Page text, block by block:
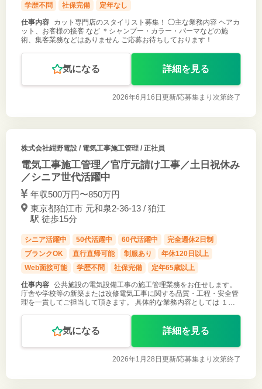
学歴不問
社保完備 定年なし
仕事内容
カット専門店のスタイリスト募集！ ◯主な業務内容 ヘアカ
ット、お客様の接客 など ＊シャンプー・カラー・パーマなどの施
術、集客業務などはありません ご応募お待ちしております！
気になる 詳細を見る
2026年6月16日更新/応募集まり次第終了
株式会社紺野電設/ 電気工事施工管理 / 正社員
電気工事施工管理／官庁元請け工事／土日祝休み
／シニア世代活躍中
年収500万円〜850万円
東京都狛江市 元和泉2-36-13 / 狛江
駅 徒歩15分
シニア活躍中 50代活躍中 60代活躍中
完全週休2日制
ブランクOK
直行直帰可能 制服あり
年休120日以上
Web面接可能
学歴不問 社保完備 定年65歳以上
仕事内容 公共施設の電気設備工事の施工管理業務をお任せします。
庁舎や学校等の新築または改修電気工事に関する品質・工程・安全管
理を一貫してご担当して頂きます。 具体的な業務内容としては １．
気になる 詳細を見る
2026年1月28日更新/応募集まり次第終了